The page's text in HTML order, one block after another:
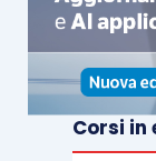
Corsi in